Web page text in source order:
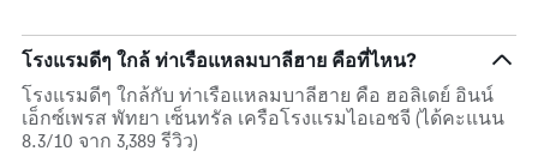
โรงแรมดีๆ ใกล้ ท่าเรือแหลมบาลีฮาย คือที่ไหน?
โรงแรมดีๆ ใกล้กับ ท่าเรือแหลมบาลีฮาย คือ ฮอลิเดย์ อินน์
เอ็กซ์เพรส พัทยา เซ็นทรัล เครือโรงแรมไอเอชจี (ได้คะแนน
8.3/10 จาก 3,389 รีวิว)